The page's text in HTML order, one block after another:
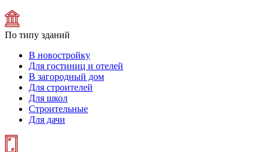
По типу зданий
В новостройку
Для гостиниц и отелей
В загородный дом
Для строителей
Для школ
Строительные
Для дачи